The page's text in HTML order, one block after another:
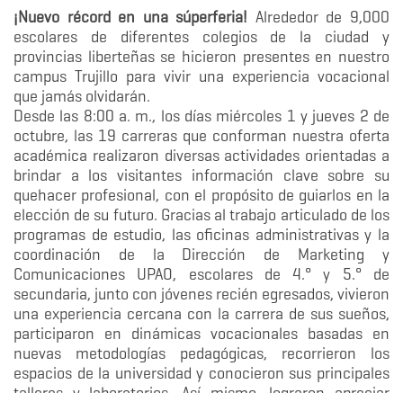
¡Nuevo récord en una súperferia! Alrededor de 9,000
escolares de diferentes colegios de la ciudad y
provincias liberteñas se hicieron presentes en nuestro
campus Trujillo para vivir una experiencia vocacional
que jamás olvidarán.
Desde las 8:00 a. m., los días miércoles 1 y jueves 2 de
octubre, las 19 carreras que conforman nuestra oferta
académica realizaron diversas actividades orientadas a
brindar a los visitantes información clave sobre su
quehacer profesional, con el propósito de guiarlos en la
elección de su futuro. Gracias al trabajo articulado de los
programas de estudio, las oficinas administrativas y la
coordinación de la Dirección de Marketing y
Comunicaciones UPAO, escolares de 4.° y 5.° de
secundaria, junto con jóvenes recién egresados, vivieron
una experiencia cercana con la carrera de sus sueños,
participaron en dinámicas vocacionales basadas en
nuevas metodologías pedagógicas, recorrieron los
espacios de la universidad y conocieron sus principales